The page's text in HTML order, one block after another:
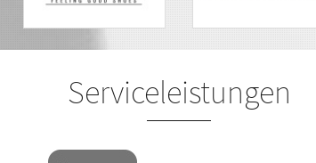
Serviceleistungen